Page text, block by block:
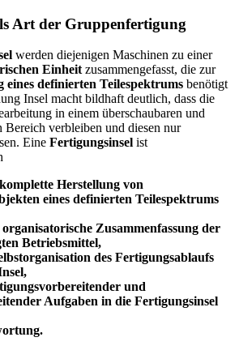
Art der Gruppenfertigung
werden diejenigen Maschinen zu einer
Einheit zusammengefasst, die zur
eines definierten Teilespektrums benötigt
Insel macht bildhaft deutlich, dass die
in einem überschaubaren und
Bereich verbleiben und diesen nur
Eine Fertigungsinsel ist
Herstellung von
eines definierten Teilespektrums
Zusammenfassung der
Betriebsmittel,
des Fertigungsablaufs
und
Aufgaben in die Fertigungsinsel